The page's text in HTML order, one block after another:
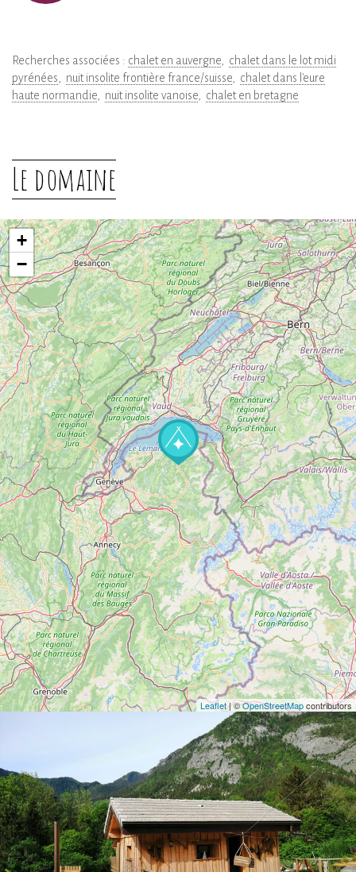
Recherches associées : chalet en auvergne
chalet dans le lot midi
pyrénées
nuit insolite frontière france/suisse
chalet dans l'eure
haute normandie
nuit insolite vanoise chalet en bretagne
Le domaine
+
−
Leaflet| ©OpenStreetMapcontributors